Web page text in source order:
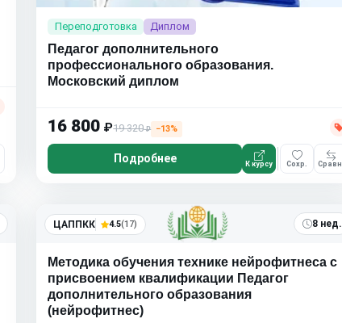
Переподготовка Диплом
Педагог дополнительного
профессионального образования.
Московский диплом
16 800 ₽19 320₽ −13%
Подробнее К курсу Сохр. Сравн.
ЦАППКК 4.5(17) 8 нед.
Методика обучения технике нейрофитнеса с
присвоением квалификации Педагог
дополнительного образования
(нейрофитнес)